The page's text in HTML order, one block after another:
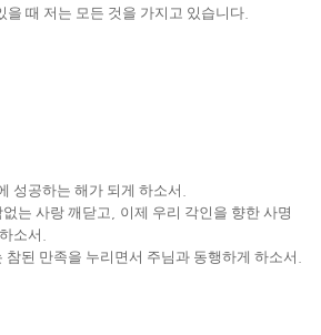
을 때 저는 모든 것을 가지고 있습니다.
성공하는 해가 되게 하소서
는 사랑 깨닫고
이제 우리 각인을 향한 사명
소서
참된 만족을 누리면서 주님과 동행하게 하소서